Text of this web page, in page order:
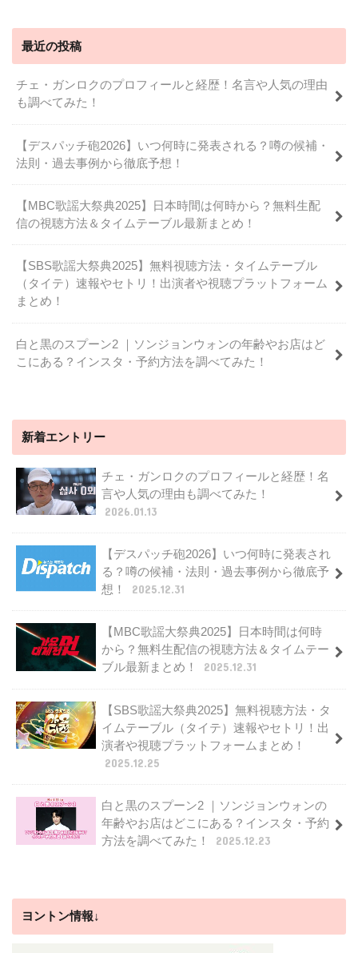
最近の投稿
チェ・ガンロクのプロフィールと経歴！名言や人気の理由
も調べてみた！
【デスパッチ砲2026】いつ何時に発表される？噂の候補・
法則・過去事例から徹底予想！
【MBC歌謡大祭典2025】日本時間は何時から？無料生配
信の視聴方法＆タイムテーブル最新まとめ！
【SBS歌謡大祭典2025】無料視聴方法・タイムテーブル
（タイテ）速報やセトリ！出演者や視聴プラットフォーム
まとめ！
白と黒のスプーン2 ｜ソンジョンウォンの年齢やお店はど
こにある？インスタ・予約方法を調べてみた！
新着エントリー
チェ・ガンロクのプロフィールと経歴！名
言や人気の理由も調べてみた！
2026.01.13
【デスパッチ砲2026】いつ何時に発表され
る？噂の候補・法則・過去事例から徹底予
想！
2025.12.31
【MBC歌謡大祭典2025】日本時間は何時
から？無料生配信の視聴方法＆タイムテー
ブル最新まとめ！
2025.12.31
【SBS歌謡大祭典2025】無料視聴方法・タ
イムテーブル（タイテ）速報やセトリ！出
演者や視聴プラットフォームまとめ！
2025.12.25
白と黒のスプーン2 ｜ソンジョンウォンの
年齢やお店はどこにある？インスタ・予約
方法を調べてみた！
2025.12.23
ヨントン情報↓